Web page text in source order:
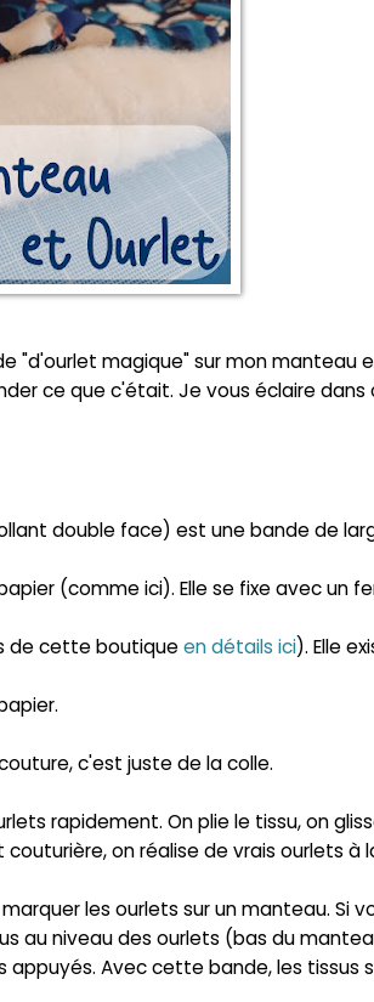
"d'ourlet magique" sur mon manteau
ce que c'était. Je vous éclaire dans
double face) est une bande de
(comme ici). Elle se fixe avec un
de cette boutiqueen détails ici). Elle
c'est juste de la colle.
rapidement. On plie le tissu, on
on réalise de vrais ourlets à
les ourlets sur un manteau. Si
au niveau des ourlets (bas du
Avec cette bande, les tissus